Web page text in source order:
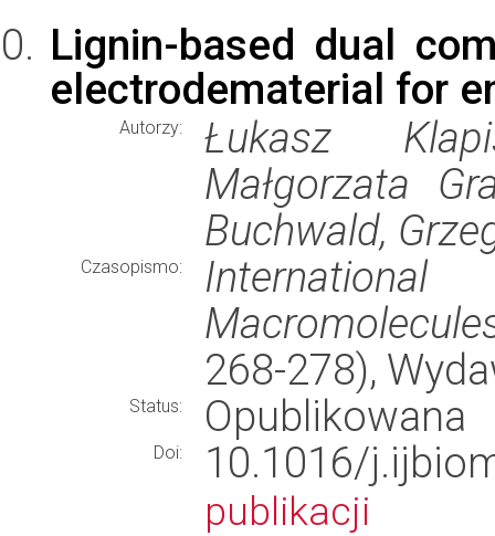
Lignin-based dual
electrodematerial for
Autorzy:
Łukasz
Małgorzata
Buchwald,
Czasopismo:
268-278),
Status: Opublikowana
Doi: 10.1016/
publikacji